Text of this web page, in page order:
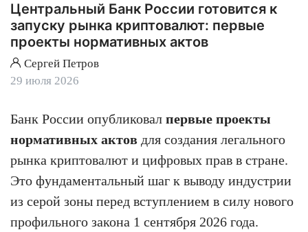
Центральный Банк России готовится к
запуску рынка криптовалют: первые
проекты нормативных актов
Сергей Петров
29 июля 2026
Банк России опубликовал первые проекты
нормативных актов для создания легального
рынка криптовалют и цифровых прав в стране.
Это фундаментальный шаг к выводу индустрии
из серой зоны перед вступлением в силу нового
профильного закона 1 сентября 2026 года.